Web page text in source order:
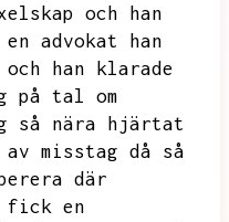
och han
advokat han
han klarade
på tal om
så nära hjärtat
av misstag då så
där
fick en